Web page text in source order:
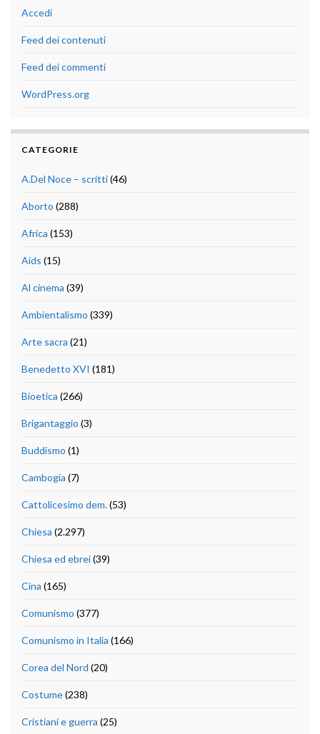
Accedi
Feed dei contenuti
Feed dei commenti
WordPress.org
CATEGORIE
A.Del Noce – scritti(46)
Aborto (288)
Africa (153)
Aids (15)
Al cinema (39)
Ambientalismo (339)
Arte sacra (21)
Benedetto XVI (181)
Bioetica (266)
Brigantaggio (3)
Buddismo (1)
Cambogia (7)
Cattolicesimo dem.(53)
Chiesa (2.297)
Chiesa ed ebrei(39)
Cina (165)
Comunismo (377)
Comunismo in Italia (166)
Corea del Nord (20)
Costume(238)
Cristiani e guerra (25)